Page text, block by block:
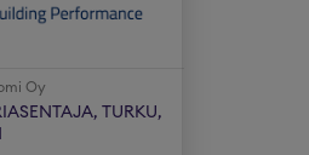
Oy
TURKU,